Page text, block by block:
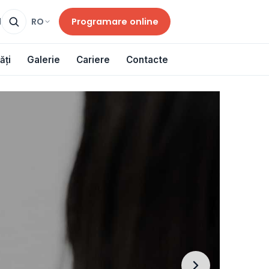
RO Programare online
Galerie Cariere Contacte